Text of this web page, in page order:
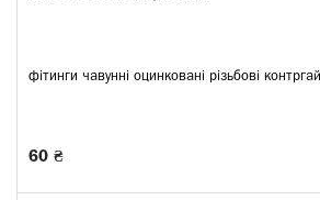
фітинги чавунні оцинковані різьбові
60 ₴